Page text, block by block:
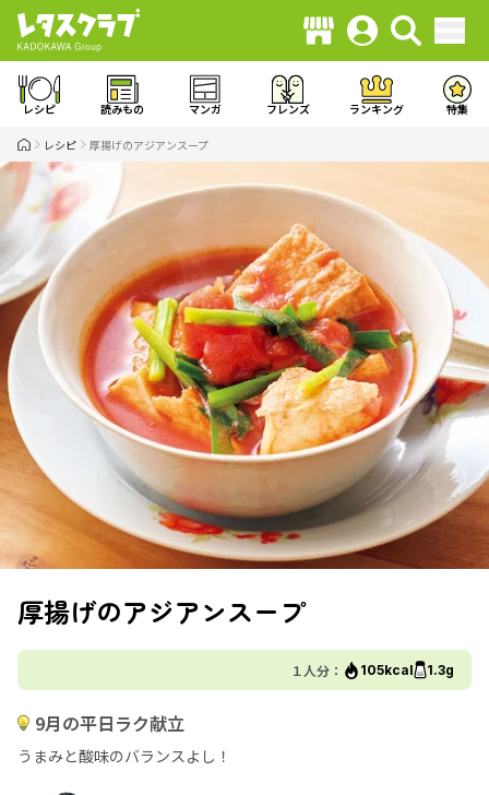
レシピ 読みもの マンガ フレンズ ランキング 特集
レシピ 厚揚げのアジアンスープ
厚揚げのアジアンスープ
１人分： 105kcal 1.3g
9月の平日ラク献立
うまみと酸味のバランスよし！